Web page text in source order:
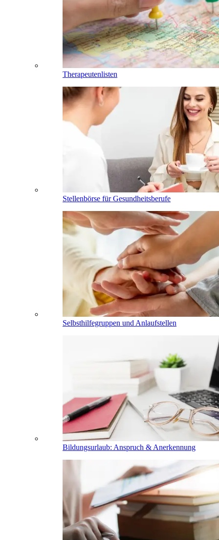
Therapeutenlisten
Stellenbörse für Gesundheitsberufe
Selbsthilfegruppen und Anlaufstellen
Bildungsurlaub: Anspruch & Anerkennung